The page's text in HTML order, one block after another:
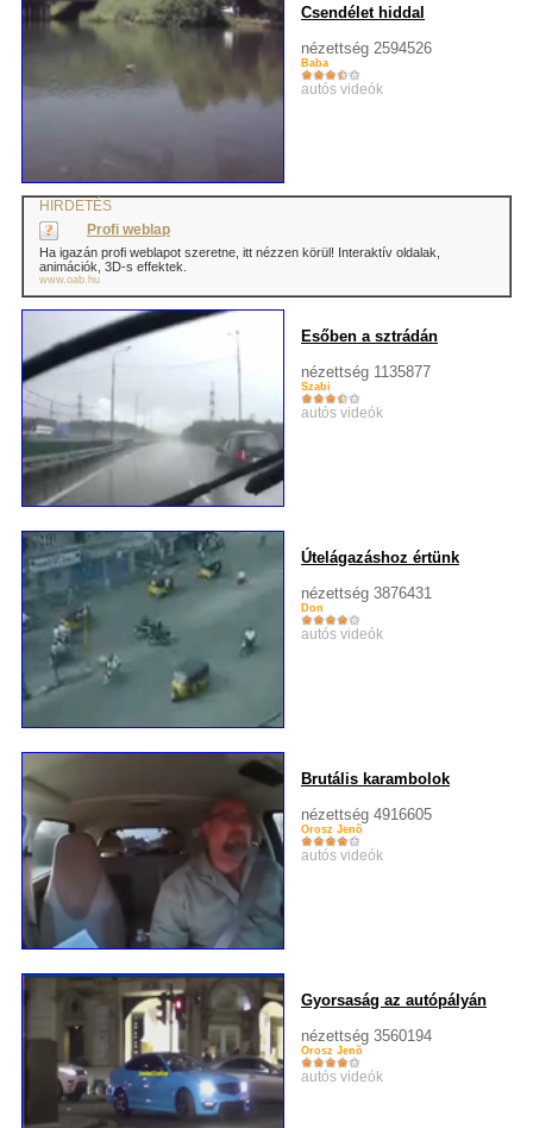
Csendélet hiddal
nézettség 2594526
Baba
autós videók
HIRDETÉS
Profi weblap
Ha igazán profi weblapot szeretne, itt nézzen körül! Interaktív oldalak,
animációk, 3D-s effektek.
www.oab.hu
Esőben a sztrádán
nézettség 1135877
Szabi
autós videók
Útelágazáshoz értünk
nézettség 3876431
Don
autós videók
Brutális karambolok
nézettség 4916605
Orosz Jenõ
autós videók
Gyorsaság az autópályán
nézettség 3560194
Orosz Jenõ
autós videók